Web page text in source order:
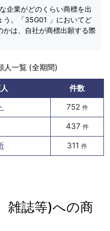
企業がどのくらい商標を出
う。「35G01 」においてど
かは、自社が商標出願する際
人一覧 (全期間)
件数
752 件
437 件
311 件
雑誌等)への商